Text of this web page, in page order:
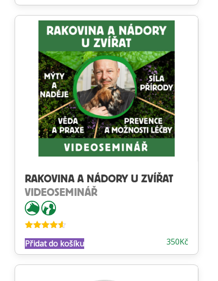
RAKOVINA A NÁDORY U ZVÍŘAT
VIDEOSEMINÁŘ
4.50z 5 350Kč
Přidat do košíku